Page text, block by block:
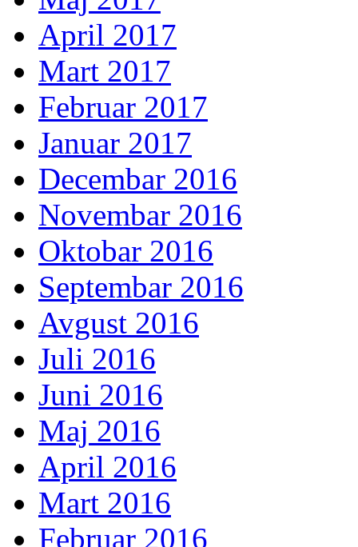
April 2017
Mart 2017
Februar 2017
Januar 2017
Decembar 2016
Novembar 2016
Oktobar 2016
Septembar 2016
Avgust 2016
Juli 2016
Juni 2016
Maj 2016
April 2016
Mart 2016
Februar 2016